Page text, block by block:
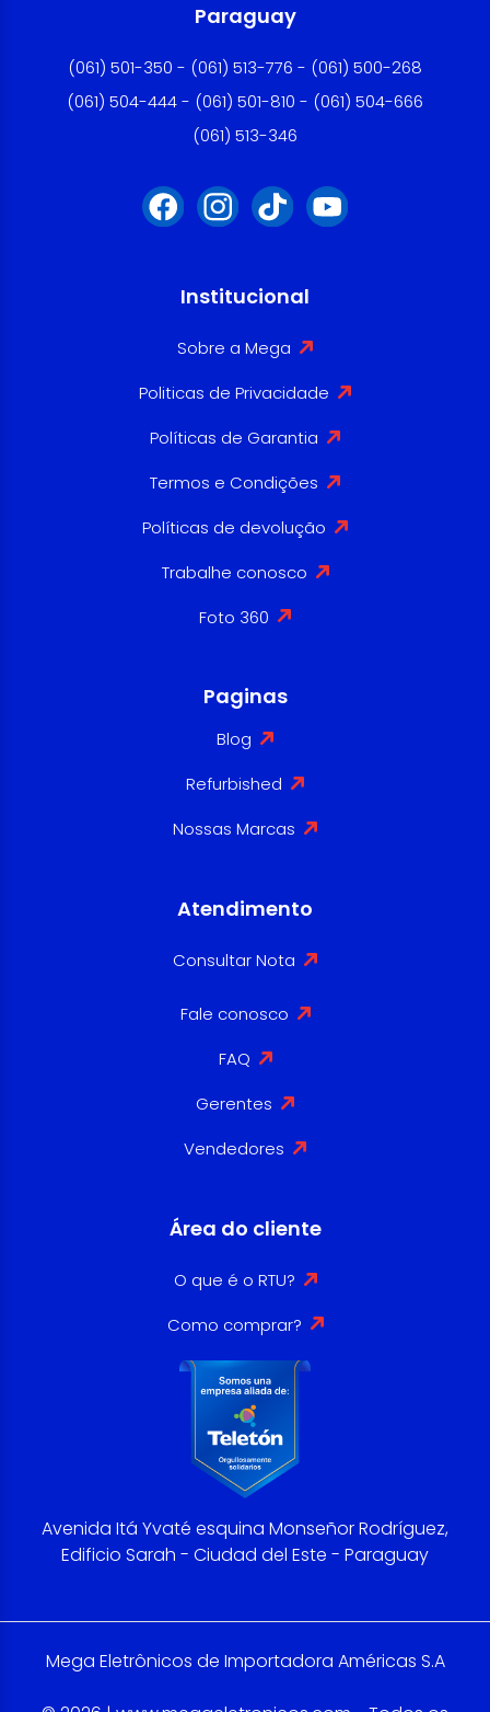
Paraguay
(061) 501-350 - (061) 513-776 - (061) 500-268
(061) 504-444 - (061) 501-810 - (061) 504-666
(061) 513-346
Institucional
Sobre a Mega
Politicas de Privacidade
Políticas de Garantia
Termos e Condições
Políticas de devolução
Trabalhe conosco
Foto 360
Paginas
Blog
Refurbished
Nossas Marcas
Atendimento
Consultar Nota
Fale conosco
FAQ
Gerentes
Vendedores
Área do cliente
O que é o RTU?
Como comprar?
Avenida Itá Yvaté esquina Monseñor Rodríguez,
Edificio Sarah - Ciudad del Este - Paraguay
Mega Eletrônicos de Importadora Américas S.A